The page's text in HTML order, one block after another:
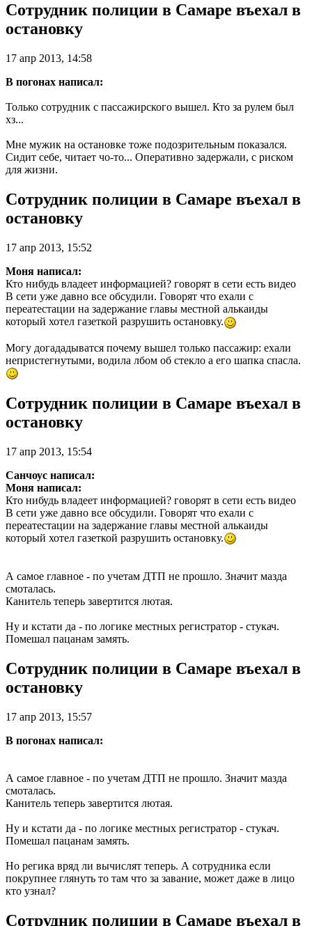
Сотрудник полиции в Самаре въехал в
остановку
17 апр 2013, 14:58
В погонах написал:
Только сотрудник с пассажирского вышел. Кто за рулем был
хз...
Мне мужик на остановке тоже подозрительным показался.
Сидит себе, читает чо-то... Оперативно задержали, с риском
для жизни.
Сотрудник полиции в Самаре въехал в
остановку
17 апр 2013, 15:52
Моня написал:
Кто нибудь владеет информацией? говорят в сети есть видео
В сети уже давно все обсудили. Говорят что ехали с
переатестации на задержание главы местной алькаиды
который хотел газеткой разрушить остановку.
Могу догададыватся почему вышел только пассажир: ехали
непристегнутыми, водила лбом об стекло а его шапка спасла.
Сотрудник полиции в Самаре въехал в
остановку
17 апр 2013, 15:54
Санчоус написал:
Моня написал:
Кто нибудь владеет информацией? говорят в сети есть видео
В сети уже давно все обсудили. Говорят что ехали с
переатестации на задержание главы местной алькаиды
который хотел газеткой разрушить остановку.
А самое главное - по учетам ДТП не прошло. Значит мазда
смоталась.
Канитель теперь завертится лютая.
Ну и кстати да - по логике местных регистратор - стукач.
Помешал пацанам замять.
Сотрудник полиции в Самаре въехал в
остановку
17 апр 2013, 15:57
В погонах написал:
А самое главное - по учетам ДТП не прошло. Значит мазда
смоталась.
Канитель теперь завертится лютая.
Ну и кстати да - по логике местных регистратор - стукач.
Помешал пацанам замять.
Но регика вряд ли вычислят теперь. А сотрудника если
покрупнее глянуть то там что за завание, может даже в лицо
кто узнал?
Сотрудник полиции в Самаре въехал в